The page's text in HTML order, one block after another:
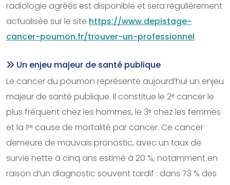
radiologie agréés est disponible et sera régulièrement
actualisée sur le site https://www.depistage-
cancer-poumon.fr/trouver-un-professionnel
Un enjeu majeur de santé publique
Le cancer du poumon représente aujourd’hui un enjeu
majeur de santé publique. Il constitue le 2ᵉ cancer le
plus fréquent chez les hommes, le 3ᵉ chez les femmes
et la 1ʳᵉ cause de mortalité par cancer. Ce cancer
demeure de mauvais pronostic, avec un taux de
survie nette à cinq ans estimé à 20 %, notamment en
raison d’un diagnostic souvent tardif : dans 73 % des